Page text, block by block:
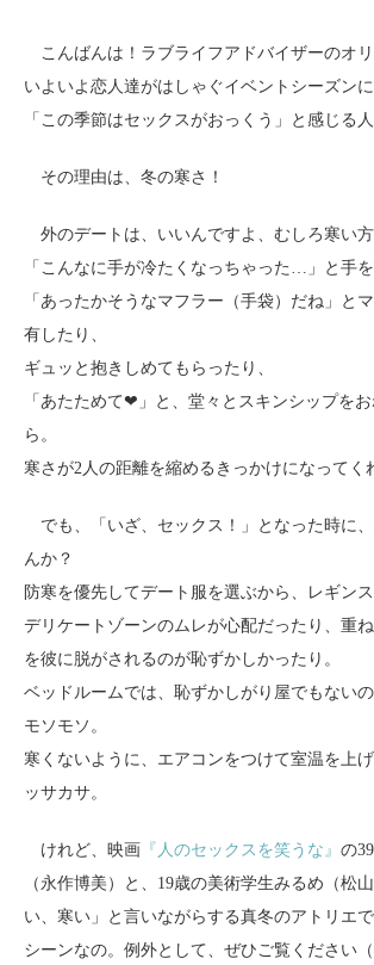
こんばんは！ラブライフアドバイザーのオリ
いよいよ恋人達がはしゃぐイベントシーズンに
「この季節はセックスがおっくう」と感じる人
その理由は、冬の寒さ！
外のデートは、いいんですよ、むしろ寒い方
「こんなに手が冷たくなっちゃった…」と手を
「あったかそうなマフラー（手袋）だね」と
有したり、
ギュッと抱きしめてもらったり、
「あたためて❤」と、堂々とスキンシップを
ら。
寒さが2人の距離を縮めるきっかけになってく
でも、「いざ、セックス！」となった時に
んか？
防寒を優先してデート服を選ぶから、レギン
デリケートゾーンのムレが心配だったり、重
を彼に脱がされるのが恥ずかしかったり。
ベッドルームでは、恥ずかしがり屋でもない
モソモソ。
寒くないように、エアコンをつけて室温を上
ッサカサ。
けれど、映画 『人のセックスを笑うな』 の
（永作博美）と、19歳の美術学生みるめ（松
い、寒い」と言いながらする真冬のアトリエ
シーンなの。例外として、ぜひご覧ください（